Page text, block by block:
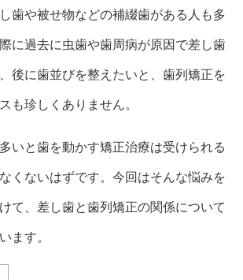
歯や被せ物などの補綴歯がある人も多
に過去に虫歯や歯周病が原因で差し歯
後に歯並びを整えたいと、歯列矯正を
も珍しくありません。
いと歯を動かす矯正治療は受けられる
くないはずです。今回はそんな悩みを
て、差し歯と歯列矯正の関係について
ます。